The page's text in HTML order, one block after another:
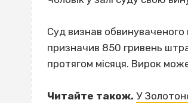
Суд визнав
призначив 850 гривень
протягом місяця. Вирок
Читайте також. У